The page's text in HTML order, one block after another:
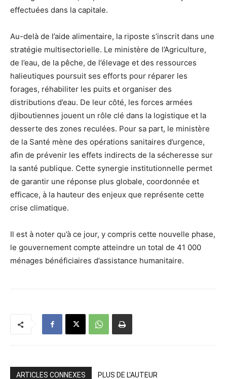
effectuées dans la capitale.
Au-delà de l’aide alimentaire, la riposte s’inscrit dans une
stratégie multisectorielle. Le ministère de l’Agriculture,
de l’eau, de la pêche, de l’élevage et des ressources
halieutiques poursuit ses efforts pour réparer les
forages, réhabiliter les puits et organiser des
distributions d’eau. De leur côté, les forces armées
djiboutiennes jouent un rôle clé dans la logistique et la
desserte des zones reculées. Pour sa part, le ministère
de la Santé mène des opérations sanitaires d’urgence,
afin de prévenir les effets indirects de la sécheresse sur
la santé publique. Cette synergie institutionnelle permet
de garantir une réponse plus globale, coordonnée et
efficace, à la hauteur des enjeux que représente cette
crise climatique.
Il est à noter qu’à ce jour, y compris cette nouvelle phase,
le gouvernement compte atteindre un total de 41 000
ménages bénéficiaires d’assistance humanitaire.
ARTICLES CONNEXES PLUS DE L'AUTEUR